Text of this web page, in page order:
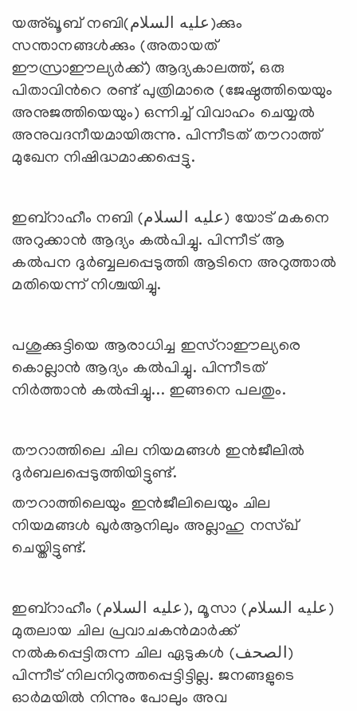
യഅ്ഖൂബ് നബി(عليه السلام)ക്കും
സന്താനങ്ങള്‍ക്കും (അതായത്
ഈസ്രാഈല്യര്‍ക്ക്) ആദ്യകാലത്ത്, ഒരു
പിതാവിന്‍റെ രണ്ട് പുത്രിമാരെ (ജേഷ്ഠത്തിയെയും
അനുജത്തിയെയും) ഒന്നിച്ച് വിവാഹം ചെയ്യല്‍
അനുവദനീയമായിരുന്നു. പിന്നീടത് തൗറാത്ത്
മുഖേന നിഷിദ്ധമാക്കപ്പെട്ടു.
ഇബ്‌റാഹീം നബി (عليه السلام) യോട് മകനെ
അറുക്കാന്‍ ആദ്യം കല്‍പിച്ചു. പിന്നീട് ആ
കല്‍പന ദുര്‍ബ്ബലപ്പെടുത്തി ആടിനെ അറുത്താല്‍
മതിയെന്ന് നിശ്ചയിച്ചു.
പശുക്കുട്ടിയെ ആരാധിച്ച ഇസ്‌റാഈല്യരെ
കൊല്ലാന്‍ ആദ്യം കല്‍പിച്ചു. പിന്നീടത്
നിര്‍ത്താന്‍ കല്‍പ്പിച്ചു... ഇങ്ങനെ പലതും.
തൗറാത്തിലെ ചില നിയമങ്ങള്‍ ഇന്‍ജീലില്‍
ദുര്‍ബലപ്പെടുത്തിയിട്ടുണ്ട്.
തൗറാത്തിലെയും ഇന്‍ജീലിലെയും ചില
നിയമങ്ങള്‍ ഖുര്‍ആനിലും അല്ലാഹു നസ്ഖ്
ചെയ്തിട്ടുണ്ട്.
ഇബ്‌റാഹീം (عليه السلام), മൂസാ (عليه السلام)
മുതലായ ചില പ്രവാചകന്‍മാര്‍ക്ക്
നല്‍കപ്പെട്ടിരുന്ന ചില ഏടുകള്‍ (الصحف)
പിന്നീട് നിലനിറുത്തപ്പെട്ടിട്ടില്ല. ജനങ്ങളുടെ
ഓര്‍മയില്‍ നിന്നും പോലും അവ